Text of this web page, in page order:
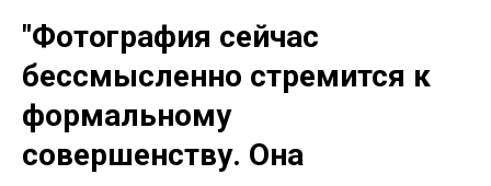
"Фотография сейчас
бессмысленно стремится к
формальному
совершенству. Она